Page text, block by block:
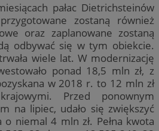
pałac Dietrichsteinów
zostaną również
oraz zaplanowane zostaną
odbywać się w tym obiekcie.
wiele lat. W modernizację
ponad 18,5 mln zł, z
w 2018 r. to 12 mln zł
Przed ponownym
na lipiec, udało się zwiększyć
niemal 4 mln zł. Pełna kwota